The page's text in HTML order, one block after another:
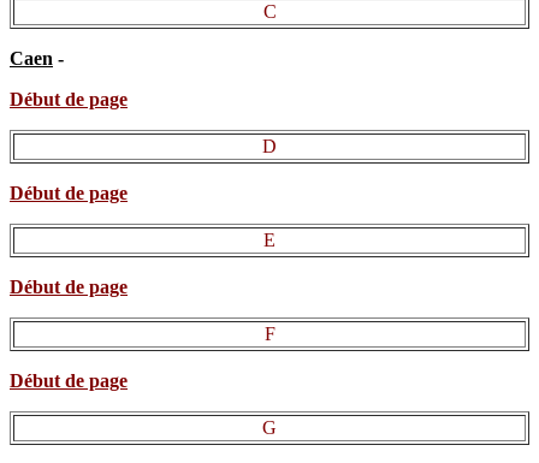
C
Caen -
Début de page
D
Début de page
E
Début de page
F
Début de page
G